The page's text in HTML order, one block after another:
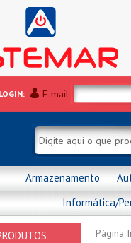
E-mail
Armazenamento
Informática/
Página